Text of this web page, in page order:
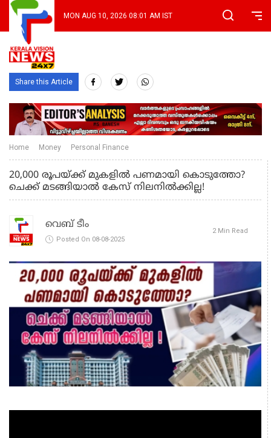
MON AUG 10, 2026 08:01 AM IST
Share this Article
Home Money Personal Finance
20,000 രൂപയ്ക്ക് മുകളിൽ പണമായി കൊടുത്തോ?
ചെക്ക് മടങ്ങിയാൽ കേസ് നിലനിൽക്കില്ല!
വെബ് ടീം
Posted On 08-08-2025
2 Min Read